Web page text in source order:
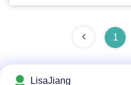
1
LisaJiang